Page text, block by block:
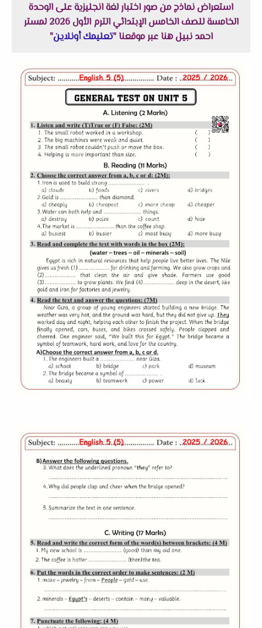
استعراض نماذج من صور اختبار لغة انجليزية على الوحدة
الخامسة للصف الخامس الإبتدائي الترم الأول 2026 لمستر
احمد نبيل هنا عبر موقعنا "تعليمك أونلاين"